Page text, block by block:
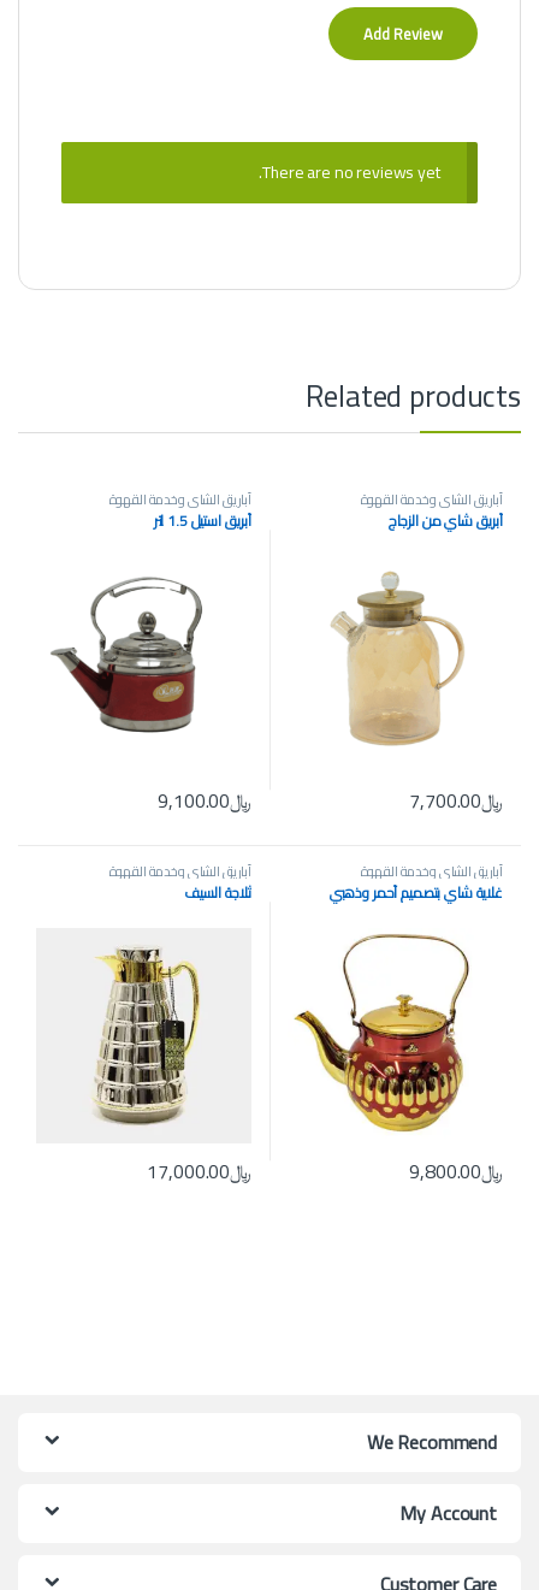
There are no reviews yet.
Related products
أباريق الشاي وخدمة القهوة
أبريق شاي من الزجاج
﷼7,700.00
أباريق الشاي وخدمة القهوة
أبريق استيل 1.5 لتر
﷼9,100.00
أباريق الشاي وخدمة القهوة
غلاية شاي بتصميم أحمر وذهبي
﷼9,800.00
أباريق الشاي وخدمة القهوة
ثلاجة السيف
﷼17,000.00
We Recommend
My Account